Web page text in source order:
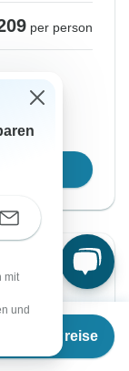
& Preise
per person
mit
und